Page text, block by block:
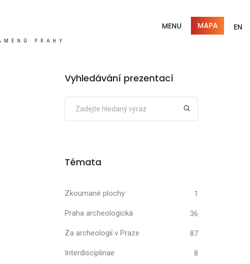
MENU MAPA EN
Vyhledávání prezentací
Témata
Zkoumané plochy 1
Praha archeologická 36
Za archeologií v Praze 87
Interdisciplinae 8